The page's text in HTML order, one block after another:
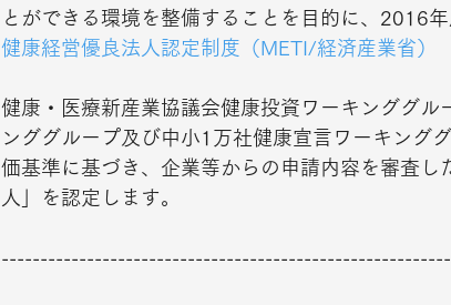
とができる環境を整備することを目的に、2016
健康経営優良法人認定制度（METI/経済産業省）
健康・医療新産業協議会健康投資ワーキンググ
ンググループ及び中小1万社健康宣言ワーキング
価基準に基づき、企業等からの申請内容を審査
人」を認定します。